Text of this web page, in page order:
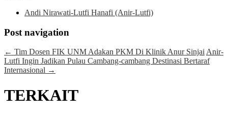
Andi Nirawati-Lutfi Hanafi (Anir-Lutfi)
Post navigation
← Tim Dosen FIK UNM Adakan PKM Di Klinik Anur SinjaiAnir-
Lutfi Ingin Jadikan Pulau Cambang-cambang Destinasi Bertaraf
Internasional →
TERKAIT